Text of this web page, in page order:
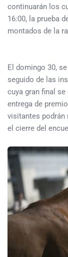
continuarán los
16:00, la prueba
montados de la
El domingo 30,
seguido de las
cuya gran final
entrega de
visitantes podrán
el cierre del